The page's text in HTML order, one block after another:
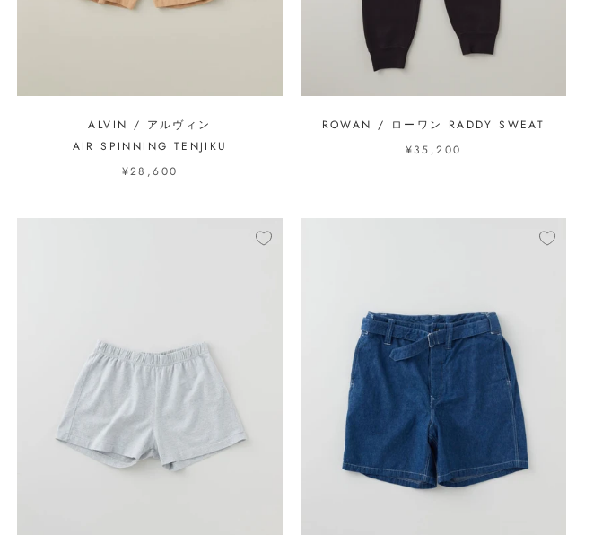
ALVIN / アルヴィン
AIR SPINNING TENJIKU
¥28,600
ROWAN / ローワン RADDY SWEAT
¥35,200